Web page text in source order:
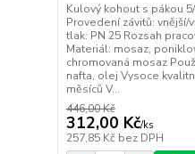
Kulový kohout s pákou
Provedení závitů: vnější/
tlak: PN 25 Rozsah
Materiál: mosaz,
chromovaná mosaz
nafta, olej Vysoce
měsíců V...
446,00 Kč
312,00 Kč/ks
257,85 Kč bez DPH